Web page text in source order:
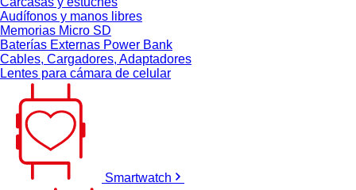
Audífonos y manos libres
Memorias Micro SD
Baterías Externas Power Bank
Cables, Cargadores, Adaptadores
Lentes para cámara de celular
Smartwatch